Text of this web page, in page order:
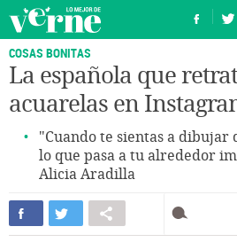
COSAS BONITAS
La española que
acuarelas en
"Cuando te sientas a
lo que pasa a tu alrededor
Alicia Aradilla